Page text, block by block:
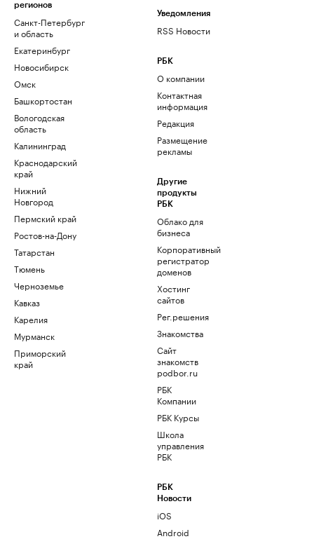
регионов
Санкт-Петербург
и область
Екатеринбург
Новосибирск
Омск
Башкортостан
Вологодская
область
Калининград
Краснодарский
край
Нижний
Новгород
Пермский край
Ростов-на-Дону
Татарстан
Тюмень
Черноземье
Кавказ
Карелия
Мурманск
Приморский
край
Уведомления
RSS Новости
РБК
О компании
Контактная
информация
Редакция
Размещение
рекламы
Другие
продукты
РБК
Облако для
бизнеса
Корпоративный
регистратор
доменов
Хостинг
сайтов
Рег.решения
Знакомства
Сайт
знакомств
podbor.ru
РБК
Компании
РБК Курсы
Школа
управления
РБК
РБК
Новости
iOS
Android